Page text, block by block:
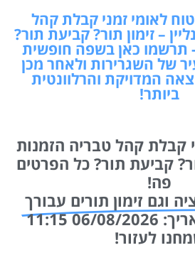
לאומי זמני קבלת קהל
– זימון תור? קביעת תור?
תרשמו כאן בשפה חופשית
של השגרירות ולאחר מכן
המדויקת והרלוונטית
ביותר!
קבלת קהל טבריה הזמנות
קביעת תור? כל הפרטים
פה!
וגם זימון תורים עבורך
המידע נכון לתאריך: 06/08/2026 11:15
לעזור!